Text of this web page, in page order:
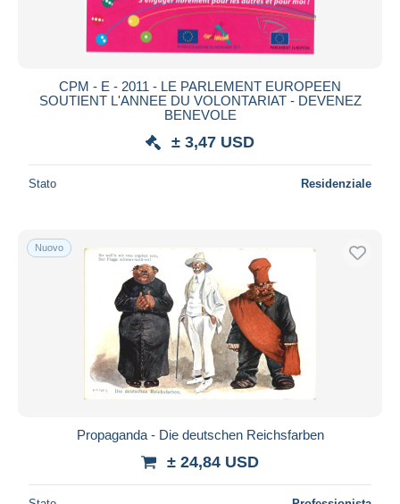
CPM - E - 2011 - LE PARLEMENT EUROPEEN
SOUTIENT L'ANNEE DU VOLONTARIAT - DEVENEZ
BENEVOLE
± 3,47 USD
Stato Residenziale
Nuovo
Propaganda - Die deutschen Reichsfarben
± 24,84 USD